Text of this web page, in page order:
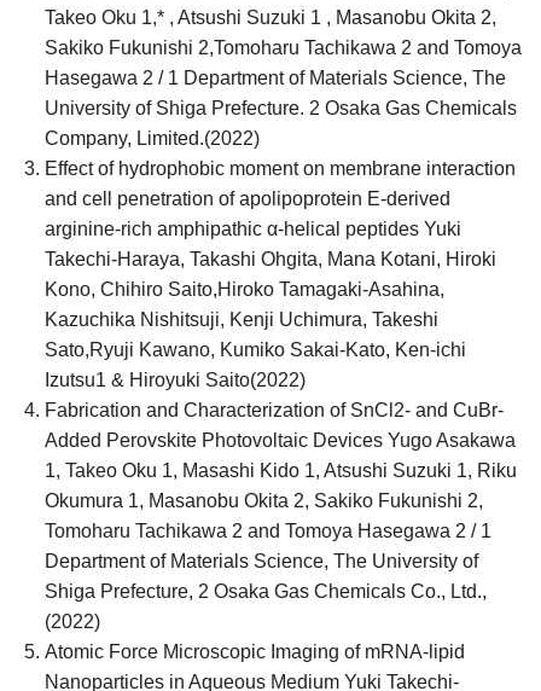
Takeo Oku 1,* , Atsushi Suzuki 1 , Masanobu Okita 2,
Sakiko Fukunishi 2,Tomoharu Tachikawa 2 and Tomoya
Hasegawa 2 / 1 Department of Materials Science, The
University of Shiga Prefecture. 2 Osaka Gas Chemicals
Company, Limited.(2022)
Effect of hydrophobic moment on membrane interaction
and cell penetration of apolipoprotein E‑derived
arginine‑rich amphipathic α‑helical peptides Yuki
Takechi‑Haraya, Takashi Ohgita, Mana Kotani, Hiroki
Kono, Chihiro Saito,Hiroko Tamagaki‑Asahina,
Kazuchika Nishitsuji, Kenji Uchimura, Takeshi
Sato,Ryuji Kawano, Kumiko Sakai‑Kato, Ken‑ichi
Izutsu1 & Hiroyuki Saito(2022)
Fabrication and Characterization of SnCl2- and CuBr-
Added Perovskite Photovoltaic Devices Yugo Asakawa
1, Takeo Oku 1, Masashi Kido 1, Atsushi Suzuki 1, Riku
Okumura 1, Masanobu Okita 2, Sakiko Fukunishi 2,
Tomoharu Tachikawa 2 and Tomoya Hasegawa 2 / 1
Department of Materials Science, The University of
Shiga Prefecture, 2 Osaka Gas Chemicals Co., Ltd.,
(2022)
Atomic Force Microscopic Imaging of mRNA-lipid
Nanoparticles in Aqueous Medium Yuki Takechi-